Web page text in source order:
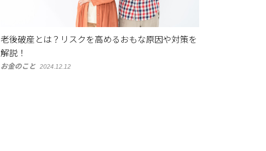
老後破産とは？リスクを高めるおもな原因や対策を
解説！
お金のこと 2024.12.12